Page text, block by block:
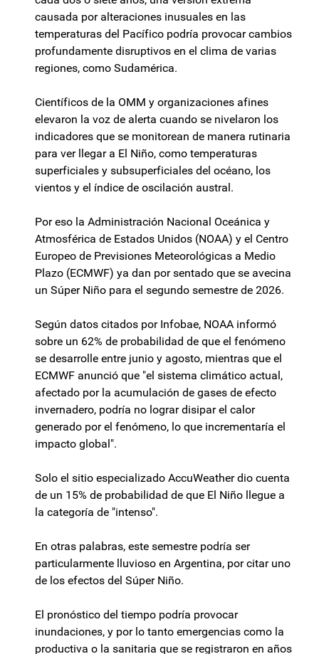
causada por alteraciones inusuales en las
temperaturas del Pacífico podría provocar cambios
profundamente disruptivos en el clima de varias
regiones, como Sudamérica.
Científicos de la OMM y organizaciones afines
elevaron la voz de alerta cuando se nivelaron los
indicadores que se monitorean de manera rutinaria
para ver llegar a El Niño, como temperaturas
superficiales y subsuperficiales del océano, los
vientos y el índice de oscilación austral.
Por eso la Administración Nacional Oceánica y
Atmosférica de Estados Unidos (NOAA) y el Centro
Europeo de Previsiones Meteorológicas a Medio
Plazo (ECMWF) ya dan por sentado que se avecina
un Súper Niño para el segundo semestre de 2026.
Según datos citados por Infobae, NOAA informó
sobre un 62% de probabilidad de que el fenómeno
se desarrolle entre junio y agosto, mientras que el
ECMWF anunció que "el sistema climático actual,
afectado por la acumulación de gases de efecto
invernadero, podría no lograr disipar el calor
generado por el fenómeno, lo que incrementaría el
impacto global".
Solo el sitio especializado AccuWeather dio cuenta
de un 15% de probabilidad de que El Niño llegue a
la categoría de "intenso".
En otras palabras, este semestre podría ser
particularmente lluvioso en Argentina, por citar uno
de los efectos del Súper Niño.
El pronóstico del tiempo podría provocar
inundaciones, y por lo tanto emergencias como la
productiva o la sanitaria que se registraron en años